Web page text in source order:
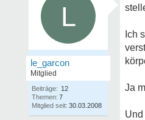
L
le_garcon
Mitglied
Beiträge: 12
Themen: 7
Mitglied seit: 30.03.2008
Ich
Ja